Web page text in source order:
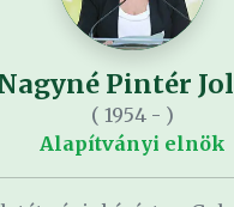
Pintér
( 1954 - )
Alapítványi elnök